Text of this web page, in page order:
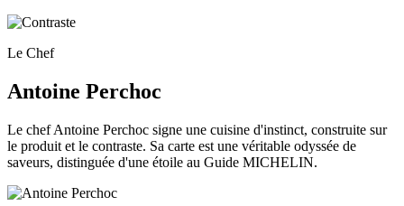
Le Chef
Antoine Perchoc
Le chef Antoine Perchoc signe une cuisine d'instinct, construite sur
le produit et le contraste. Sa carte est une véritable odyssée de
saveurs, distinguée d'une étoile au Guide MICHELIN.